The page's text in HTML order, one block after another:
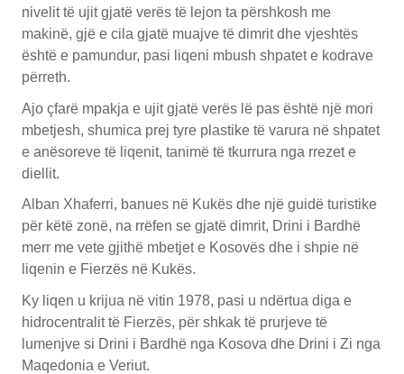
nivelit të ujit gjatë verës të lejon ta përshkosh me
makinë, gjë e cila gjatë muajve të dimrit dhe vjeshtës
është e pamundur, pasi liqeni mbush shpatet e kodrave
përreth.
Ajo çfarë mpakja e ujit gjatë verës lë pas është një mori
mbetjesh, shumica prej tyre plastike të varura në shpatet
e anësoreve të liqenit, tanimë të tkurrura nga rrezet e
diellit.
Alban Xhaferri, banues në Kukës dhe një guidë turistike
për këtë zonë, na rrëfen se gjatë dimrit, Drini i Bardhë
merr me vete gjithë mbetjet e Kosovës dhe i shpie në
liqenin e Fierzës në Kukës.
Ky liqen u krijua në vitin 1978, pasi u ndërtua diga e
hidrocentralit të Fierzës, për shkak të prurjeve të
lumenjve si Drini i Bardhë nga Kosova dhe Drini i Zi nga
Maqedonia e Veriut.